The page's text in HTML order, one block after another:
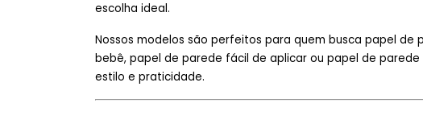
escolha ideal.
Nossos modelos são perfeitos para quem busca papel de
bebê, papel de parede fácil de aplicar ou papel de
estilo e praticidade.